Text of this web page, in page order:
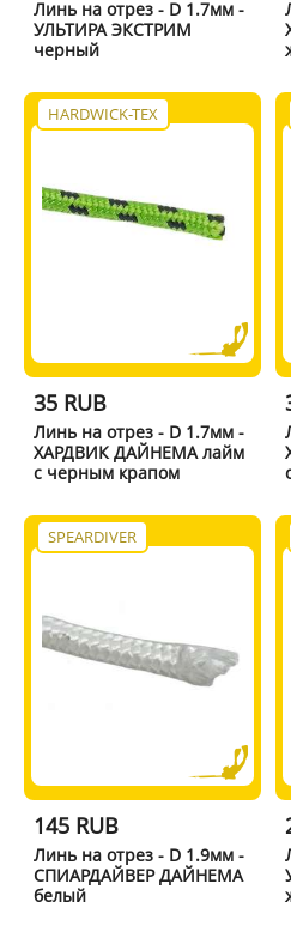
Линь на отрез - D 1.7мм -
УЛЬТИРА ЭКСТРИМ
черный
HARDWICK-TEX
35 RUB
Линь на отрез - D 1.7мм -
ХАРДВИК ДАЙНЕМА лайм
с черным крапом
SPEARDIVER
145 RUB
Линь на отрез - D 1.9мм -
СПИАРДАЙВЕР ДАЙНЕМА
белый